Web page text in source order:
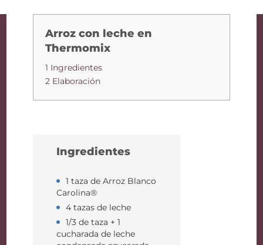
Arroz con leche en
Thermomix
1 Ingredientes
2 Elaboración
Ingredientes
1 taza de Arroz Blanco
Carolina®
4 tazas de leche
1/3 de taza + 1
cucharada de leche